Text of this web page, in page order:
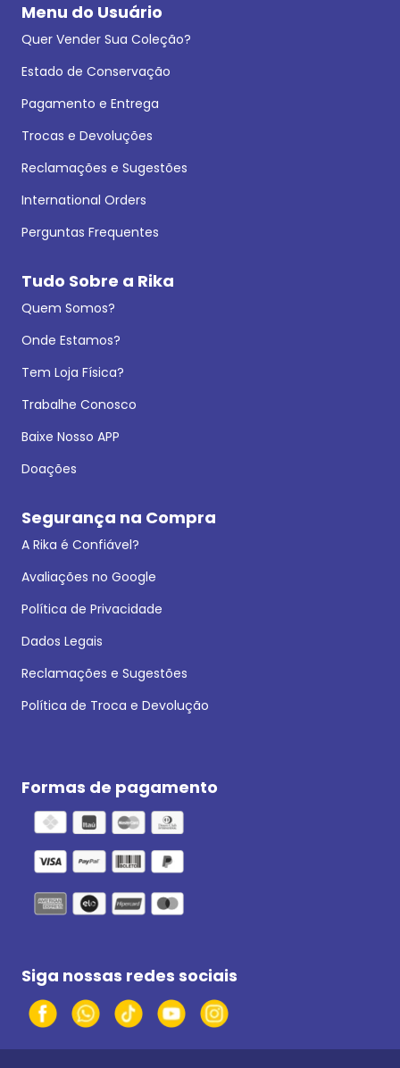
Menu do Usuário
Quer Vender Sua Coleção?
Estado de Conservação
Pagamento e Entrega
Trocas e Devoluções
Reclamações e Sugestões
International Orders
Perguntas Frequentes
Tudo Sobre a Rika
Quem Somos?
Onde Estamos?
Tem Loja Física?
Trabalhe Conosco
Baixe Nosso APP
Doações
Segurança na Compra
A Rika é Confiável?
Avaliações no Google
Política de Privacidade
Dados Legais
Reclamações e Sugestões
Política de Troca e Devolução
Formas de pagamento
Siga nossas redes sociais